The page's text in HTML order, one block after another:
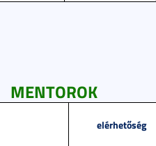
MENTOROK
elérhetőség